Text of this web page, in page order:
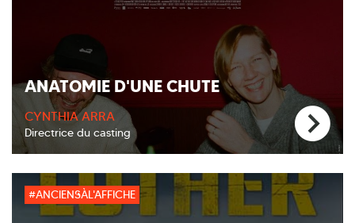
ANATOMIE D'UNE CHUTE
CYNTHIA ARRA
Directrice du casting
#ANCIENSÀL'AFFICHE